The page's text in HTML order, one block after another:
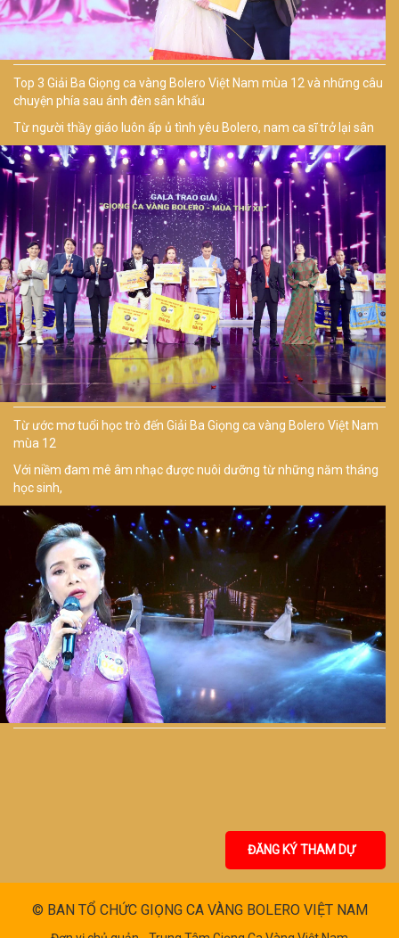
Top 3 Giải Ba Giọng ca vàng Bolero Việt Nam mùa 12 và những câu
chuyện phía sau ánh đèn sân khấu
Từ người thầy giáo luôn ấp ủ tình yêu Bolero, nam ca sĩ trở lại sân
Từ ước mơ tuổi học trò đến Giải Ba Giọng ca vàng Bolero Việt Nam
mùa 12
Với niềm đam mê âm nhạc được nuôi dưỡng từ những năm tháng
học sinh,
ĐĂNG KÝ THAM DỰ
© BAN TỔ CHỨC GIỌNG CA VÀNG BOLERO VIỆT NAM